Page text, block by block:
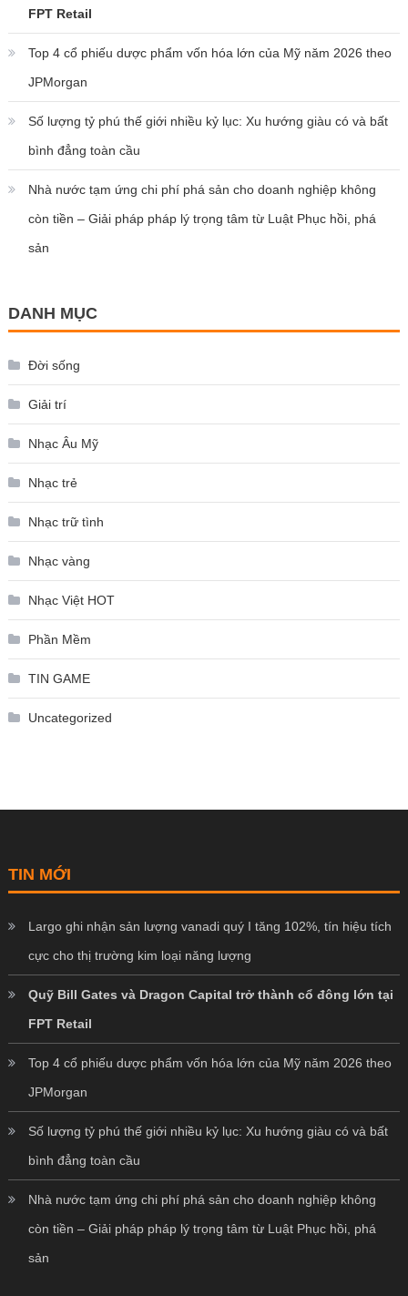
FPT Retail
Top 4 cổ phiếu dược phẩm vốn hóa lớn của Mỹ năm 2026 theo
JPMorgan
Số lượng tỷ phú thế giới nhiều kỷ lục: Xu hướng giàu có và bất
bình đẳng toàn cầu
Nhà nước tạm ứng chi phí phá sản cho doanh nghiệp không
còn tiền – Giải pháp pháp lý trọng tâm từ Luật Phục hồi, phá
sản
DANH MỤC
Đời sống
Giải trí
Nhạc Âu Mỹ
Nhạc trẻ
Nhạc trữ tình
Nhạc vàng
Nhạc Việt HOT
Phần Mềm
TIN GAME
Uncategorized
TIN MỚI
Largo ghi nhận sản lượng vanadi quý I tăng 102%, tín hiệu tích
cực cho thị trường kim loại năng lượng
Quỹ Bill Gates và Dragon Capital trở thành cổ đông lớn tại
FPT Retail
Top 4 cổ phiếu dược phẩm vốn hóa lớn của Mỹ năm 2026 theo
JPMorgan
Số lượng tỷ phú thế giới nhiều kỷ lục: Xu hướng giàu có và bất
bình đẳng toàn cầu
Nhà nước tạm ứng chi phí phá sản cho doanh nghiệp không
còn tiền – Giải pháp pháp lý trọng tâm từ Luật Phục hồi, phá
sản